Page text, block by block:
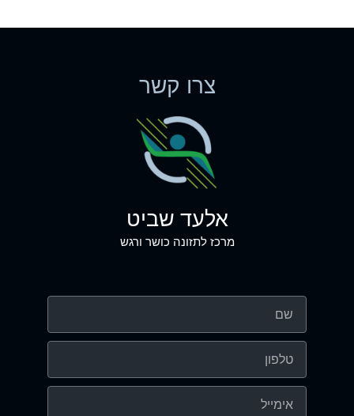
צרו קשר
אלעד שביט
מרכז לתזונה כושר ורגש